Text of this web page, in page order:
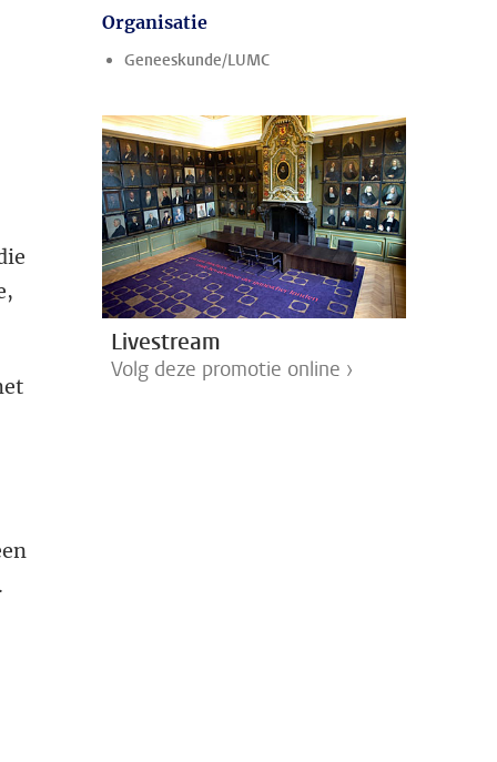
Organisatie
Geneeskunde/LUMC
Livestream
Volg deze promotie online ›